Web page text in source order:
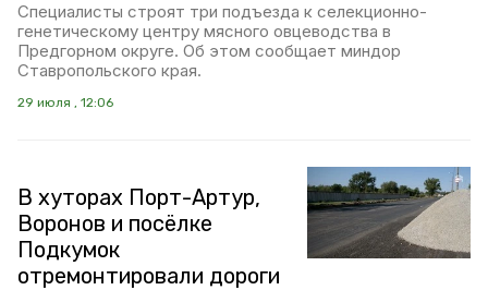
Специалисты строят три подъезда к селекционно-
генетическому центру мясного овцеводства в
Предгорном округе. Об этом сообщает миндор
Ставропольского края.
29 июля , 12:06
В хуторах Порт-Артур,
Воронов и посёлке
Подкумок
отремонтировали дороги